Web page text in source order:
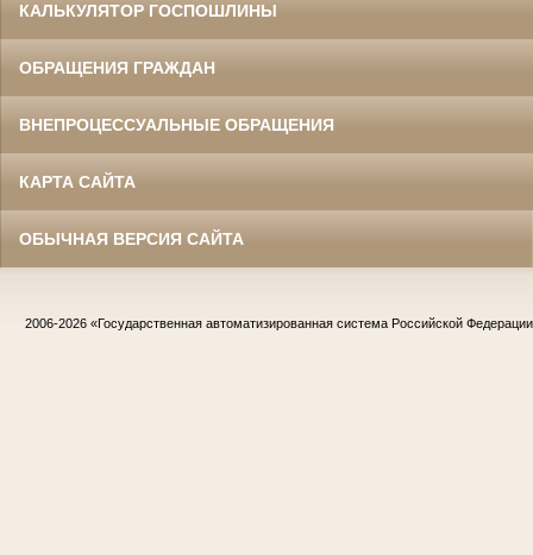
КАЛЬКУЛЯТОР ГОСПОШЛИНЫ
ОБРАЩЕНИЯ ГРАЖДАН
ВНЕПРОЦЕССУАЛЬНЫЕ ОБРАЩЕНИЯ
КАРТА САЙТА
ОБЫЧНАЯ ВЕРСИЯ САЙТА
2006-2026 «Государственная автоматизированная система Российской